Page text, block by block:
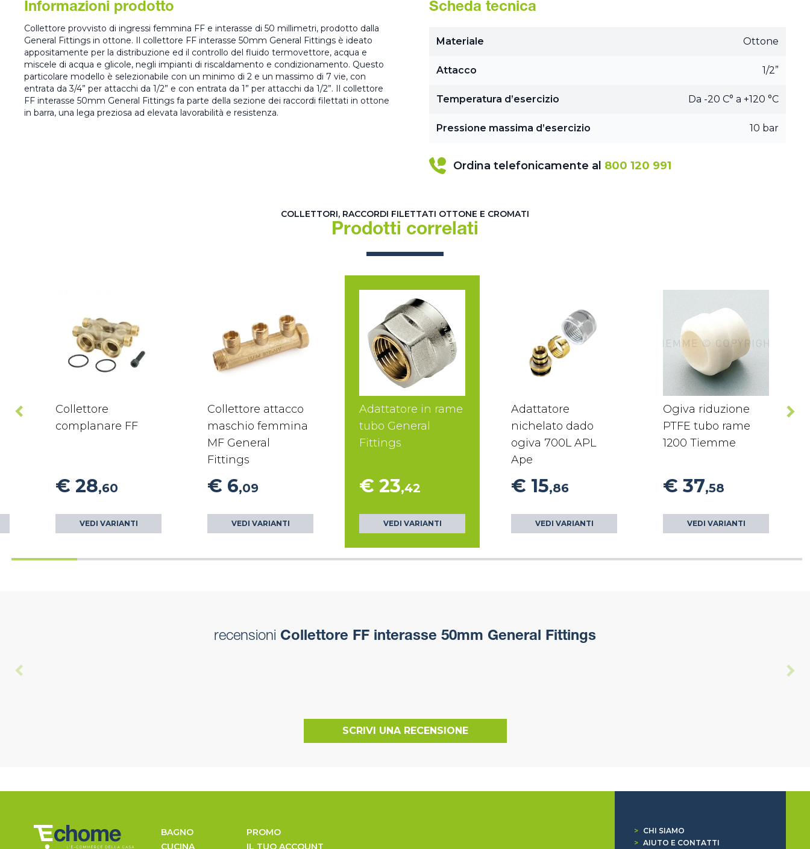
Informazioni prodotto
Collettore provvisto di ingressi femmina FF e interasse di 50 millimetri, prodotto dalla
General Fittings in ottone. Il collettore FF interasse 50mm General Fittings è ideato
appositamente per la distribuzione ed il controllo del fluido termovettore, acqua e
miscele di acqua e glicole, negli impianti di riscaldamento e condizionamento. Questo
particolare modello è selezionabile con un minimo di 2 e un massimo di 7 vie, con
entrata da 3/4” per attacchi da 1/2” e con entrata da 1” per attacchi da 1/2”. Il collettore
FF interasse 50mm General Fittings fa parte della sezione dei raccordi filettati in ottone
in barra, una lega preziosa ad elevata lavorabilità e resistenza.
Scheda tecnica
Materiale Ottone
Attacco 1/2”
Temperatura d’esercizio Da -20 C° a +120 °C
Pressione massima d’esercizio 10 bar
Ordina telefonicamente al 800 120 991
COLLETTORI, RACCORDI FILETTATI OTTONE E CROMATI
Prodotti correlati
Collettore
complanare FF
€ 28,60
VEDI VARIANTI
Collettore attacco
maschio femmina
MF General
Fittings
€ 6,09
VEDI VARIANTI
Adattatore in rame
tubo General
Fittings
€ 23,42
VEDI VARIANTI
Adattatore
nichelato dado
ogiva 700L APL
Ape
€ 15,86
VEDI VARIANTI
Ogiva riduzione
PTFE tubo rame
1200 Tiemme
€ 37,58
VEDI VARIANTI
recensioni Collettore FF interasse 50mm General Fittings
SCRIVI UNA RECENSIONE
BAGNO
CUCINA
PROMO
IL TUO ACCOUNT
>
CHI SIAMO
> AIUTO E CONTATTI